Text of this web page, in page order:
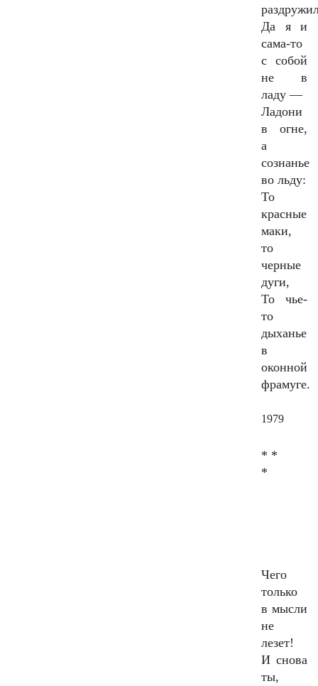
Да я и
сама-то
с собой
не в
ладу —
Ладони
в огне,
а
сознанье
во льду:
То
красные
маки,
то
черные
дуги,
То чье-
то
дыханье
в
оконной
фрамуге.
1979
* *
*
Чего
только
в мысли
не
лезет!
И снова
ты,